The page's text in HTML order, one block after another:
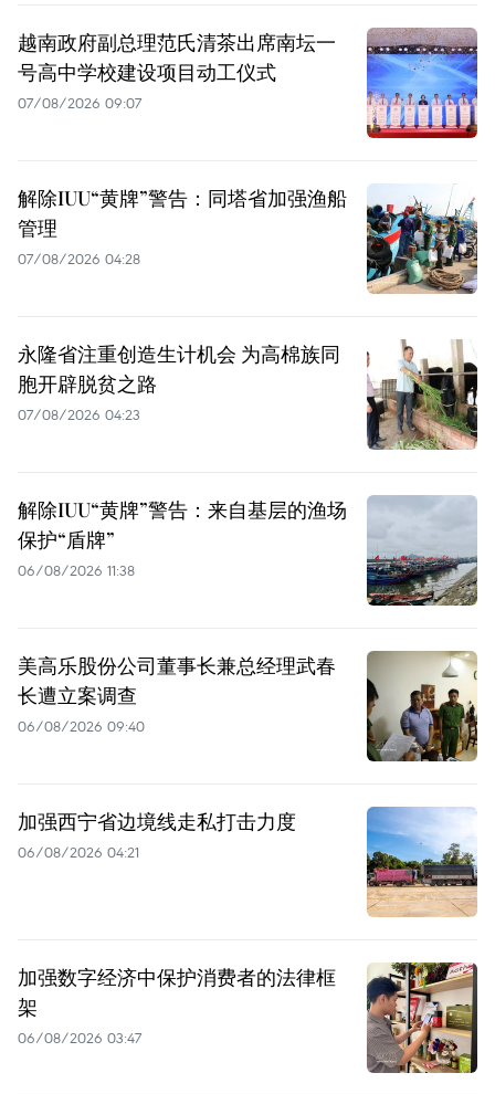
越南政府副总理范氏清茶出席南坛一
号高中学校建设项目动工仪式
07/08/2026 09:07
解除IUU“黄牌”警告：同塔省加强渔船
管理
07/08/2026 04:28
永隆省注重创造生计机会 为高棉族同
胞开辟脱贫之路
07/08/2026 04:23
解除IUU“黄牌”警告：来自基层的渔场
保护“盾牌”
06/08/2026 11:38
美高乐股份公司董事长兼总经理武春
长遭立案调查
06/08/2026 09:40
加强西宁省边境线走私打击力度
06/08/2026 04:21
加强数字经济中保护消费者的法律框
架
06/08/2026 03:47